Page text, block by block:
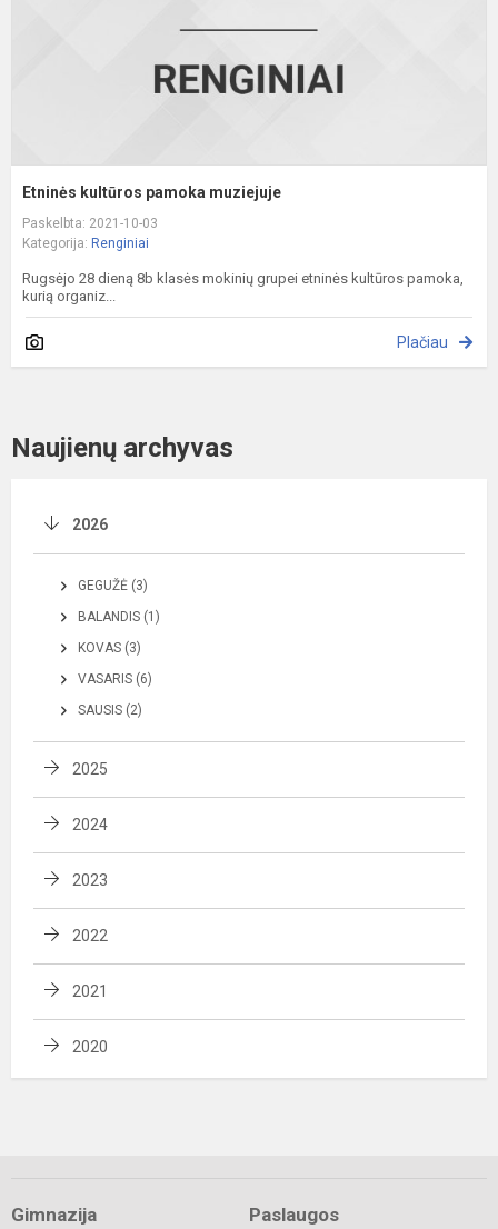
Etninės kultūros pamoka muziejuje
Paskelbta: 2021-10-03
Kategorija: Renginiai
Rugsėjo 28 dieną 8b klasės mokinių grupei etninės kultūros pamoka,
kurią organiz...
Plačiau
Naujienų archyvas
2026
GEGUŽĖ (3)
BALANDIS (1)
KOVAS (3)
VASARIS (6)
SAUSIS (2)
2025
2024
2023
2022
2021
2020
Gimnazija Paslaugos